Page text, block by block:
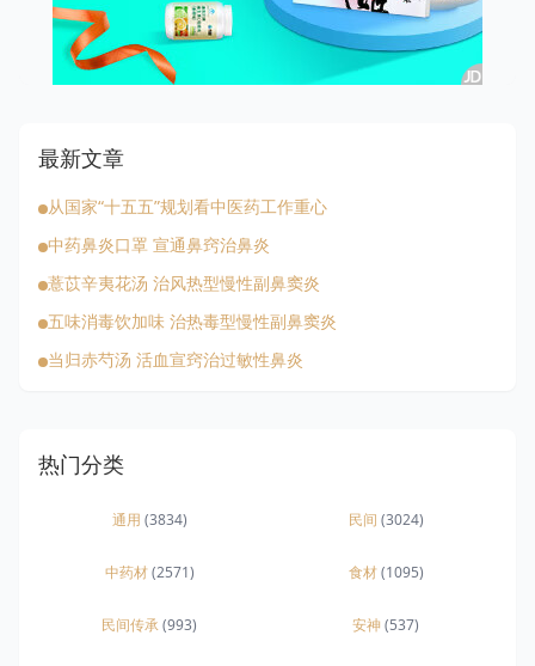
最新文章
从国家“十五五”规划看中医药工作重心
中药鼻炎口罩 宣通鼻窍治鼻炎
薏苡辛夷花汤 治风热型慢性副鼻窦炎
五味消毒饮加味 治热毒型慢性副鼻窦炎
当归赤芍汤 活血宣窍治过敏性鼻炎
热门分类
通用 (3834) 民间 (3024)
中药材(2571) 食材(1095)
民间传承(993) 安神(537)